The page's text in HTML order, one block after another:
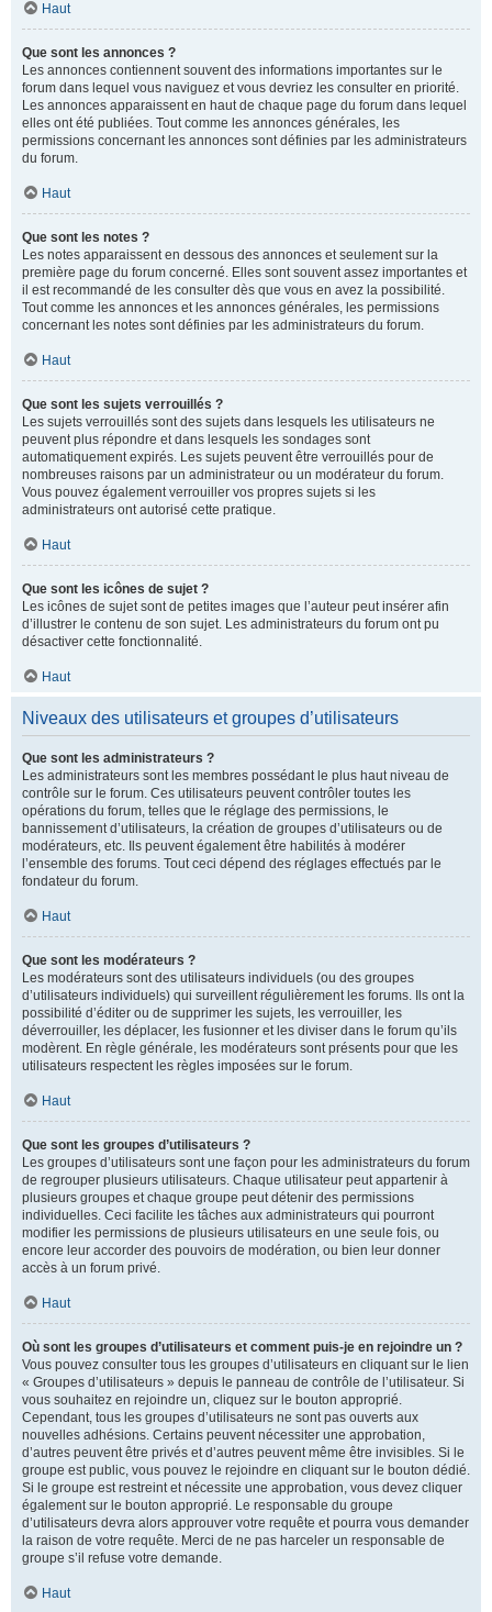
Haut
Que sont les annonces ?
Les annonces contiennent souvent des informations importantes sur le
forum dans lequel vous naviguez et vous devriez les consulter en priorité.
Les annonces apparaissent en haut de chaque page du forum dans lequel
elles ont été publiées. Tout comme les annonces générales, les
permissions concernant les annonces sont définies par les administrateurs
du forum.
Haut
Que sont les notes ?
Les notes apparaissent en dessous des annonces et seulement sur la
première page du forum concerné. Elles sont souvent assez importantes et
il est recommandé de les consulter dès que vous en avez la possibilité.
Tout comme les annonces et les annonces générales, les permissions
concernant les notes sont définies par les administrateurs du forum.
Haut
Que sont les sujets verrouillés ?
Les sujets verrouillés sont des sujets dans lesquels les utilisateurs ne
peuvent plus répondre et dans lesquels les sondages sont
automatiquement expirés. Les sujets peuvent être verrouillés pour de
nombreuses raisons par un administrateur ou un modérateur du forum.
Vous pouvez également verrouiller vos propres sujets si les
administrateurs ont autorisé cette pratique.
Haut
Que sont les icônes de sujet ?
Les icônes de sujet sont de petites images que l’auteur peut insérer afin
d’illustrer le contenu de son sujet. Les administrateurs du forum ont pu
désactiver cette fonctionnalité.
Haut
Niveaux des utilisateurs et groupes d’utilisateurs
Que sont les administrateurs ?
Les administrateurs sont les membres possédant le plus haut niveau de
contrôle sur le forum. Ces utilisateurs peuvent contrôler toutes les
opérations du forum, telles que le réglage des permissions, le
bannissement d’utilisateurs, la création de groupes d’utilisateurs ou de
modérateurs, etc. Ils peuvent également être habilités à modérer
l’ensemble des forums. Tout ceci dépend des réglages effectués par le
fondateur du forum.
Haut
Que sont les modérateurs ?
Les modérateurs sont des utilisateurs individuels (ou des groupes
d’utilisateurs individuels) qui surveillent régulièrement les forums. Ils ont la
possibilité d’éditer ou de supprimer les sujets, les verrouiller, les
déverrouiller, les déplacer, les fusionner et les diviser dans le forum qu’ils
modèrent. En règle générale, les modérateurs sont présents pour que les
utilisateurs respectent les règles imposées sur le forum.
Haut
Que sont les groupes d’utilisateurs ?
Les groupes d’utilisateurs sont une façon pour les administrateurs du forum
de regrouper plusieurs utilisateurs. Chaque utilisateur peut appartenir à
plusieurs groupes et chaque groupe peut détenir des permissions
individuelles. Ceci facilite les tâches aux administrateurs qui pourront
modifier les permissions de plusieurs utilisateurs en une seule fois, ou
encore leur accorder des pouvoirs de modération, ou bien leur donner
accès à un forum privé.
Haut
Où sont les groupes d’utilisateurs et comment puis-je en rejoindre un ?
Vous pouvez consulter tous les groupes d’utilisateurs en cliquant sur le lien
« Groupes d’utilisateurs » depuis le panneau de contrôle de l’utilisateur. Si
vous souhaitez en rejoindre un, cliquez sur le bouton approprié.
Cependant, tous les groupes d’utilisateurs ne sont pas ouverts aux
nouvelles adhésions. Certains peuvent nécessiter une approbation,
d’autres peuvent être privés et d’autres peuvent même être invisibles. Si le
groupe est public, vous pouvez le rejoindre en cliquant sur le bouton dédié.
Si le groupe est restreint et nécessite une approbation, vous devez cliquer
également sur le bouton approprié. Le responsable du groupe
d’utilisateurs devra alors approuver votre requête et pourra vous demander
la raison de votre requête. Merci de ne pas harceler un responsable de
groupe s’il refuse votre demande.
Haut